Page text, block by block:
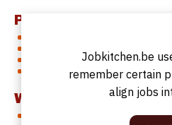
Profile
Enthousiaste teamspeler
Work Schedule
dinsdag-, woensdag- en
Jobkitchen.be
remember certain
align jobs